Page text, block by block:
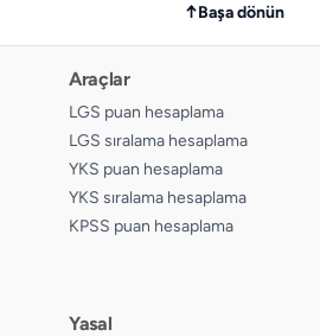
↑Başa dönün
Araçlar
LGS puan hesaplama
LGS sıralama hesaplama
YKS puan hesaplama
YKS sıralama hesaplama
KPSS puan hesaplama
Yasal